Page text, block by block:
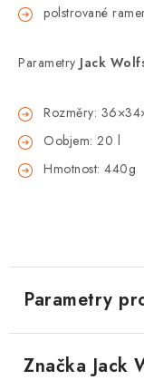
polstrované
Parametry Jack
Rozměry:
Oobjem: 20 l
Hmotnost: 440g
Parametry
Značka Jack